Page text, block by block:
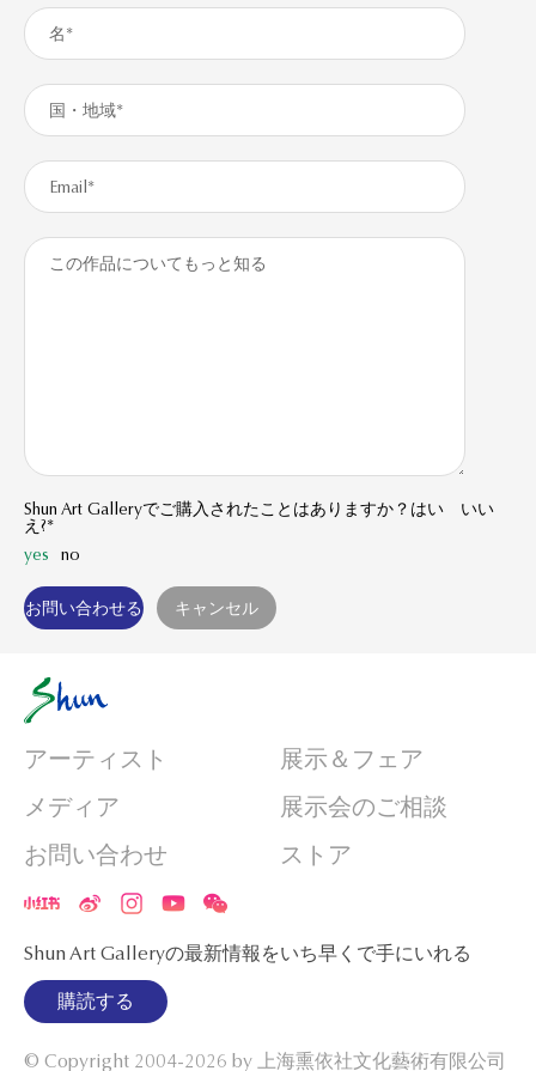
Shun Art Galleryでご購入されたことはありますか？はい いい
え?*
yes
no
アーティスト
展示＆フェア
メディア
展示会のご相談
お問い合わせ
ストア
Shun Art Galleryの最新情報をいち早くで手にいれる
購読する
© Copyright 2004-2026 by 上海熏依社文化藝術有限公司